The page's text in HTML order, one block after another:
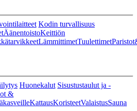
Kodin turvallisuus
ÄänentoistoKeittiön
LämmittimetTuulettimet
Huonekalut Sisustustaulut ja -
&
KattausKoristeetValaistusSauna